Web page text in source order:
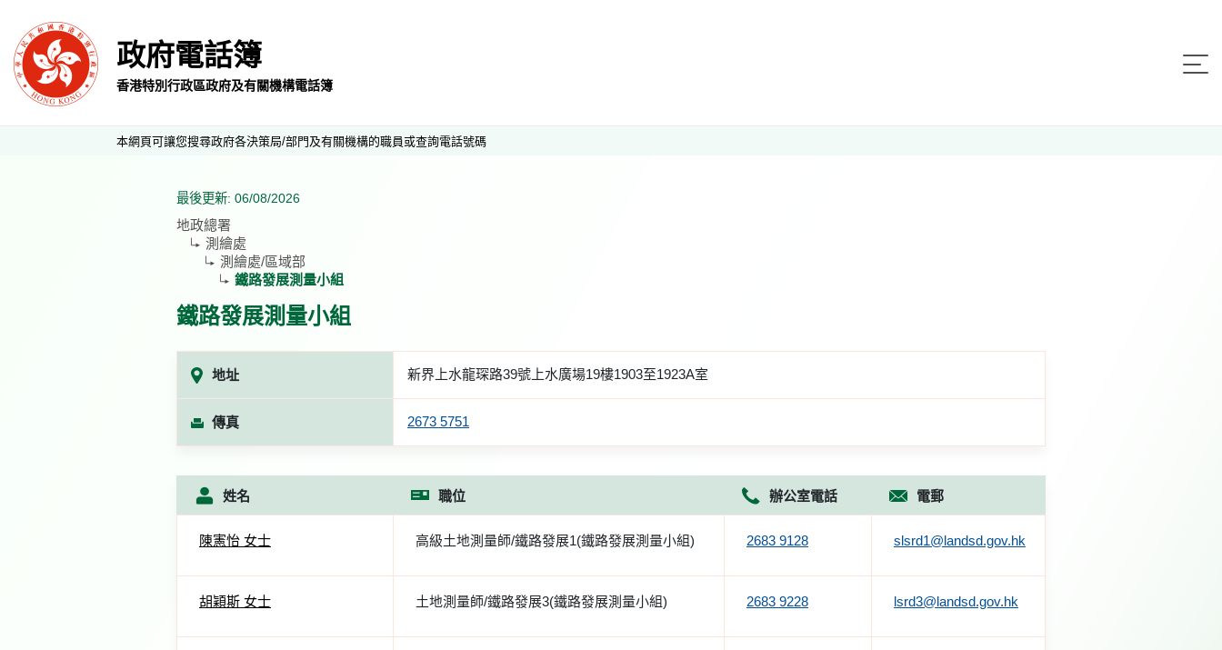
政府電話簿
香港特別行政區政府及有關機構電話簿
本網頁可讓您搜尋政府各決策局/部門及有關機構的職員或查詢電話號碼
最後更新: 06/08/2026
地政總署
測繪處
測繪處/區域部
鐵路發展測量小組
鐵路發展測量小組
地址 新界上水龍琛路39號上水廣場19樓1903至1923A室
傳真 2673 5751
姓名 職位 辦公室電話 電郵
陳憲怡 女士 高級土地測量師/鐵路發展1(鐵路發展測量小組) 2683 9128 slsrd1@landsd.gov.hk
胡穎斯 女士 土地測量師/鐵路發展3(鐵路發展測量小組) 2683 9228 lsrd3@landsd.gov.hk